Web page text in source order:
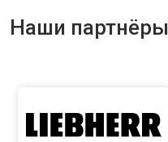
Наши партнёры